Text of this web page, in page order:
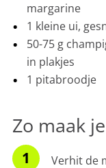
margarine
1 kleine ui,
50-75 g
in plakjes
1 pitabroodje
Zo maak
Verhit de